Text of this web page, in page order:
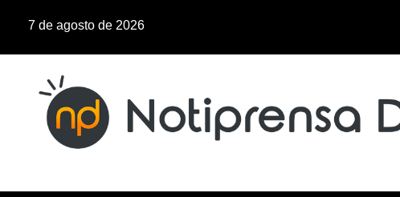
7 de agosto de 2026